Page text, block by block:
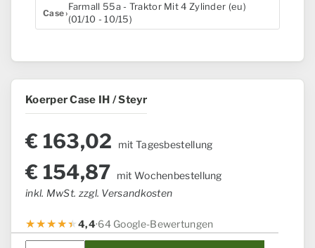
Case
Farmall 55a - Traktor Mit 4 Zylinder (eu)
(01/10 - 10/15)
Koerper Case IH / Steyr
€ 163,02 mit Tagesbestellung
€ 154,87 mit Wochenbestellung
inkl. MwSt. zzgl. Versandkosten
4,4·64 Google-Bewertungen